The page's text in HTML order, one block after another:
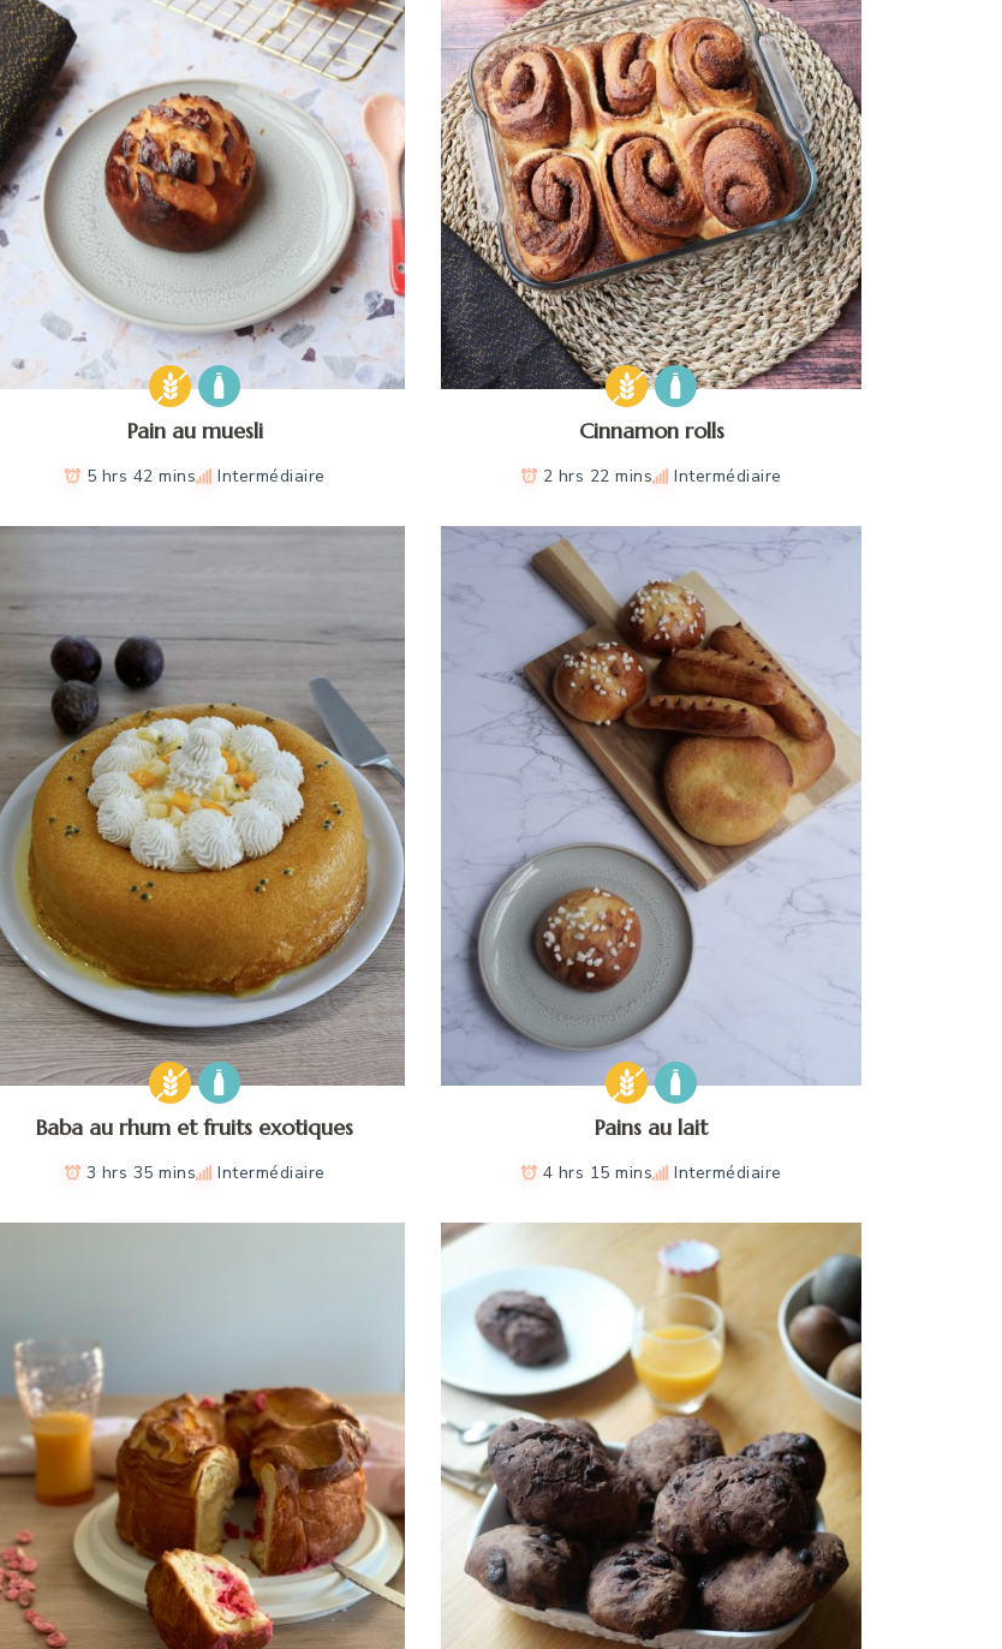
Pain au muesli
5 hrs 42 mins Intermédiaire
Cinnamon rolls
2 hrs 22 mins Intermédiaire
Baba au rhum et fruits exotiques
3 hrs 35 mins Intermédiaire
Pains au lait
4 hrs 15 mins Intermédiaire